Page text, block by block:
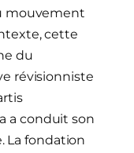
mouvement
cette
du
révisionniste
a conduit son
La fondation